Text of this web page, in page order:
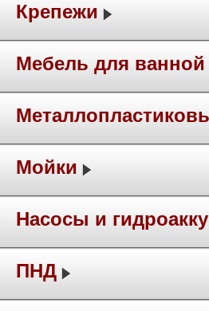
Крепежи
Мебель для
Мойки
Насосы и
ПНД